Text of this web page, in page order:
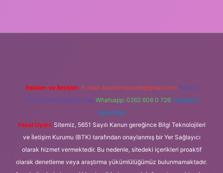
Reklam ve İletişim: E-mail: backlinkpaneli@gmail.com Teams:
forumhizmeti@gmail.com Whatsapp: 0262 606 0 726 Telegram:
@karabul
Yasal Uyarı: Sitemiz, 5651 Sayılı Kanun gereğince Bilgi Teknolojileri
ve İletişim Kurumu (BTK) tarafından onaylanmış bir Yer Sağlayıcı
olarak hizmet vermektedir. Bu nedenle, sitedeki içerikleri proaktif
olarak denetleme veya araştırma yükümlülüğümüz bulunmamaktadır.